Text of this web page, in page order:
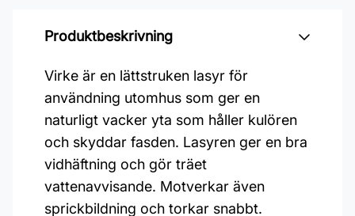
Produktbeskrivning
Virke är en lättstruken lasyr för
användning utomhus som ger en
naturligt vacker yta som håller kulören
och skyddar fasden. Lasyren ger en bra
vidhäftning och gör träet
vattenavvisande. Motverkar även
sprickbildning och torkar snabbt.